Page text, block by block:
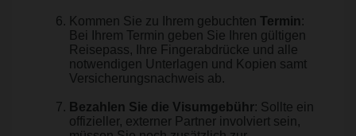
Kommen Sie zu Ihrem gebuchten Termin:
Bei Ihrem Termin geben Sie Ihren gültigen
Reisepass, Ihre Fingerabdrücke und alle
notwendigen Unterlagen und Kopien samt
Versicherungsnachweis ab.
Bezahlen Sie die Visumgebühr: Sollte ein
offizieller, externer Partner involviert sein,